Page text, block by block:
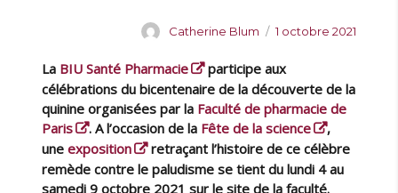
A
t
e
u
r
Catherine Blum
P
b
l
i
é
l
e
1 octobre 2021
La BIU Santé Pharmacie
participe aux
célébrations du bicentenaire de la découverte de la
quinine organisées par la Faculté de pharmacie de
Paris
. A l’occasion de la Fête de la science
,
uneexposition
retraçant l’histoire de ce célèbre
remède contre le paludisme se tient du lundi 4 au
samedi 9 octobre 2021 sur le site de la faculté.